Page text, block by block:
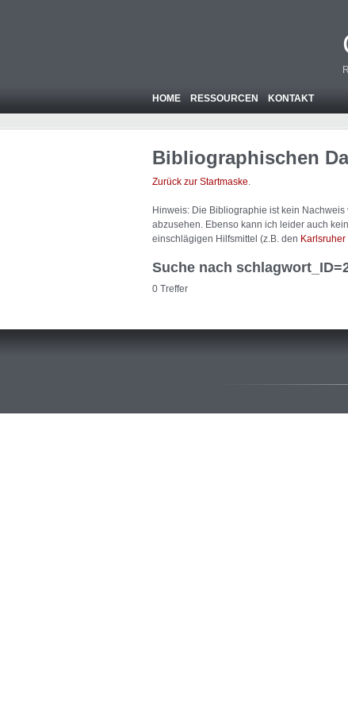
HOME RESSOURCEN KONTAKT
Bibliographischen
Zurück zur Startmaske.
Hinweis: Die Bibliographie ist kein Nachweis
abzusehen. Ebenso kann ich leider auch
einschlägigen Hilfsmittel (z.B. den
Suche nach
0 Treffer